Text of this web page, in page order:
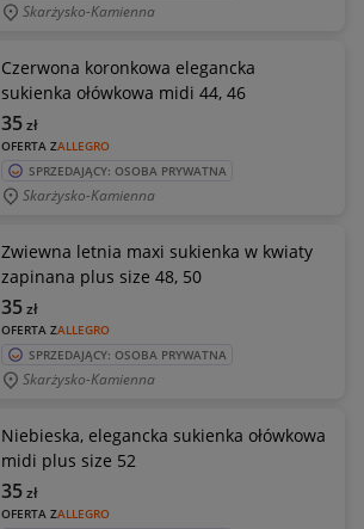
Skarżysko-Kamienna
Czerwona koronkowa elegancka
sukienka ołówkowa midi 44, 46
OFERTA ZALLEGRO
35zł
SPRZEDAJĄCY: OSOBA PRYWATNA
Skarżysko-Kamienna
Zwiewna letnia maxi sukienka w kwiaty
zapinana plus size 48, 50
OFERTA ZALLEGRO
35zł
SPRZEDAJĄCY: OSOBA PRYWATNA
Skarżysko-Kamienna
Niebieska, elegancka sukienka ołówkowa
midi plus size 52
OFERTA ZALLEGRO
35zł